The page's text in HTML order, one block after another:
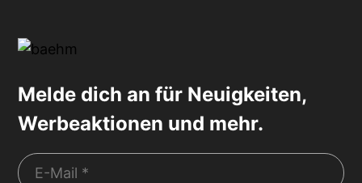
Melde dich an für Neuigkeiten,
Werbeaktionen und mehr.